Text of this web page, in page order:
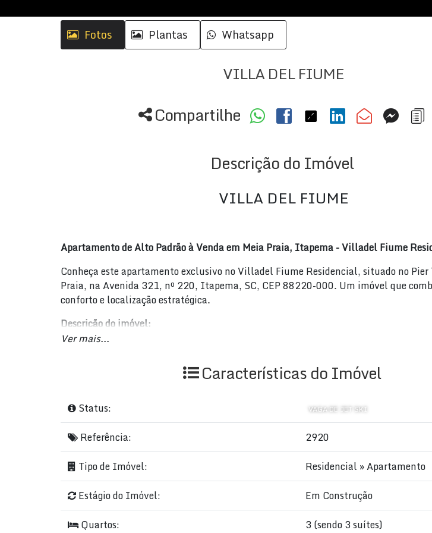
Fotos Plantas Whatsapp
VILLA DEL FIUME
Compartilhe
Descrição do Imóvel
VILLA DEL FIUME
Apartamento de Alto Padrão à Venda em Meia Praia, Itapema - Villadel Fiume
Conheça este apartamento exclusivo no Villadel Fiume Residencial, situado no
Praia, na Avenida 321, nº 220, Itapema, SC, CEP 88220-000. Um imóvel que
conforto e localização estratégica.
Descrição do imóvel:
Valor: R$ 3.150.000,00
Área privativa: 139,26m²
Detalhes internos:
3 suítes bem planejadas
4 banheiros modernos
2 salas integradas para convivência e lazer
Cozinha equipada com acabamento de alto padrão
Área de serviço funcional
Infraestrutura do condomínio:
Ver mais...
Características do Imóvel
Status: VAGA DE JET SKI
Referência:
2920
Tipo de Imóvel:
Residencial »Apartamento
Estágio do Imóvel:
Em Construção
Quartos:
3 (sendo 3 suítes)